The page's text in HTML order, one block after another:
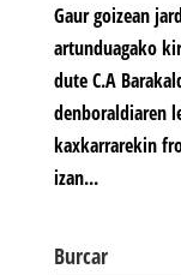
Gaur goizean
artunduagako
dute C.A
denboraldiaren
kaxkarrarekin
izan...
Burcar